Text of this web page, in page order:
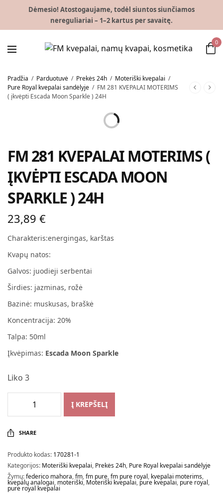
Dėmesio! Atostogaujame, todėl siuntos siunčiamos
nereguliariai – 1–2 kartus per savaitę.
0
Pradžia / Parduotuvė / Prekės 24h / Moteriški kvepalai /
Pure Royal kvepalai sandėlyje / FM 281 KVEPALAI MOTERIMS
( įkvėpti Escada Moon Sparkle ) 24H
FM 281 KVEPALAI MOTERIMS (
ĮKVĖPTI ESCADA MOON
SPARKLE ) 24H
23,89€
Charakteris:energingas, karštas
Kvapų natos:
Galvos: juodieji serbentai
Širdies: jazminas, rožė
Bazinė: muskusas, braškė
Koncentracija: 20%
Talpa: 50ml
Įkvėpimas: Escada Moon Sparkle
Liko 3
Į KREPŠELĮ
SHARE
Produkto kodas: 170281-1
Kategorijos: Moteriški kvepalai, Prekės 24h, Pure Royal kvepalai sandėlyje
Žymų:federico mahora,fm,fm pure,fm pure royal, kvepalai moterims,
kvepalų analogai, moteriški, Moteriški kvepalai, pure kvepalai, pure royal,
pure royal kvepalai